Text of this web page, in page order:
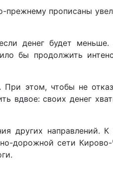
прежнему прописаны
денег будет
бы продолжить
этом, чтобы не
вдвое: своих денег
других направлений.
дорожной сети